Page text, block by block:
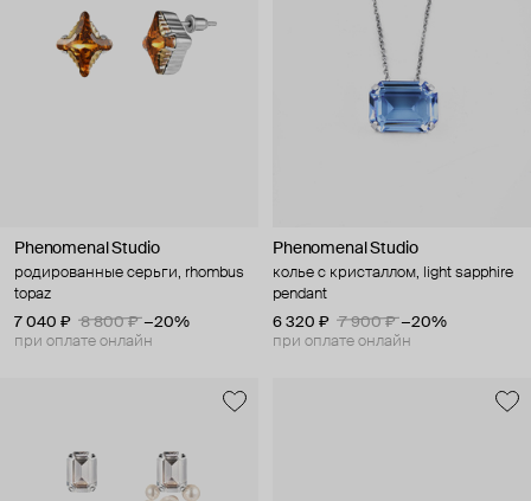
Phenomenal Studio
родированные серьги, rhombus
topaz
7 040 ₽
8 800 ₽ −20%
при оплате онлайн
Phenomenal Studio
колье с кристаллом, light sapphire
pendant
6 320 ₽
7 900 ₽ −20%
при оплате онлайн